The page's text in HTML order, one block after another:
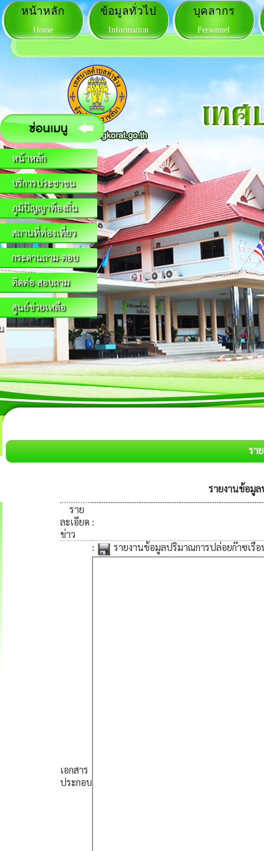
หน้าหลัก
บริการประชาชน
ภูมิปัญญาท้องถิ่น
สถานที่ท่องเที่ยว
กระดานถาม-ตอบ
ติดต่อ-สอบถาม
ศูนย์ช่วยเหลือ
หน้าหลัก
Home
ข้อมูลทั่วไป
Information
บุคลากร
Personnel
รา
รายงานข้อมูล
ราย
ละเอียด
ข่าว
:
เอกสาร
ประกอบ
: รายงานข้อมูลปริมาณการปล่อยก๊าซเรือ